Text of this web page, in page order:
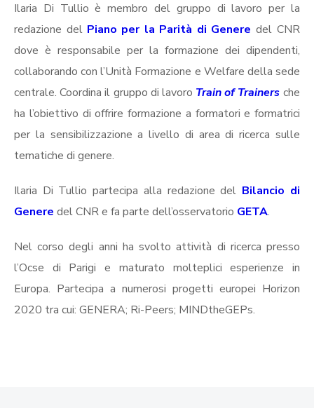
Ilaria Di Tullio è membro del gruppo di lavoro per la
redazione del Piano per la Parità di Genere del CNR
dove è responsabile per la formazione dei dipendenti,
collaborando con l’Unità Formazione e Welfare della sede
centrale. Coordina il gruppo di lavoro Train of Trainers che
ha l’obiettivo di offrire formazione a formatori e formatrici
per la sensibilizzazione a livello di area di ricerca sulle
tematiche di genere.
Ilaria Di Tullio partecipa alla redazione del Bilancio di
Genere del CNR e fa parte dell’osservatorio GETA.
Nel corso degli anni ha svolto attività di ricerca presso
l’Ocse di Parigi e maturato molteplici esperienze in
Europa. Partecipa a numerosi progetti europei Horizon
2020 tra cui: GENERA; Ri-Peers; MINDtheGEPs.